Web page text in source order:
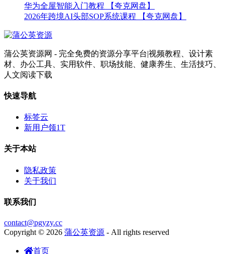
华为全屋智能入门教程 【夸克网盘】
2026年跨境AI头部SOP系统课程 【夸克网盘】
蒲公英资源网 - 完全免费的资源分享平台|视频教程、设计素
材、办公工具、实用软件、职场技能、健康养生、生活技巧、
人文阅读下载
快速导航
标签云
新用户领1T
关于本站
隐私政策
关于我们
联系我们
contact@pgyzy.cc
Copyright © 2026 蒲公英资源 - All rights reserved
首页